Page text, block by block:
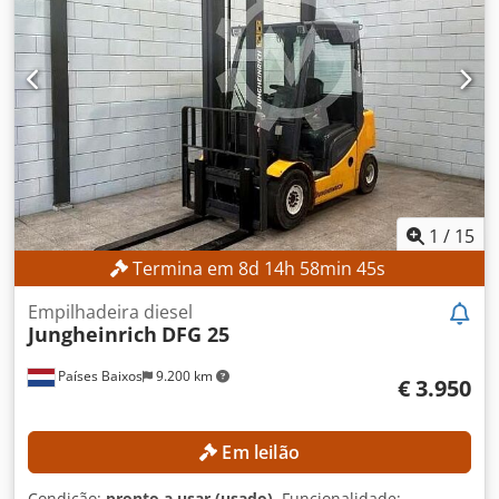
Comprimento das forquilhas: 1.200 mm Largura mínima
das forquilhas: 290 mm Dwodjzrmrnspfx Ahvea Largura
máxima das forquilhas: 1.140 mm DETALHES DA MÁQUINA
Tipo de mastro: Duplex Tipo de combustível: Diesel
Fabricante do motor: JCB Horas de funcionamento: 5.745 h
Dimensões e peso Dimensões (C x L x A): 4.400 x 2.030 x
2.820 mm Altura de passagem: 2.850 mm Peso em vazio:
6.800 kg EQUIPAMENTO Elevação livre Luzes de trabalho
Cabine completa Documentação Marcação CE
1 / 15
Termina em 8d 14h 58min 42s
Países Baixos 9.200 km
Empilhadeira diesel
Jungheinrich DFG 25
€ 3.950
Em leilão